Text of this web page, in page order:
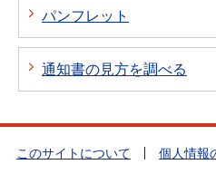
パンフレット
通知書の見方を調べる
このサイトについて 個人情報